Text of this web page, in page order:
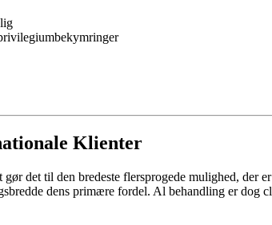
Klienter
det til den bredeste flersprogede mulighed, der
dens primære fordel. Al behandling er